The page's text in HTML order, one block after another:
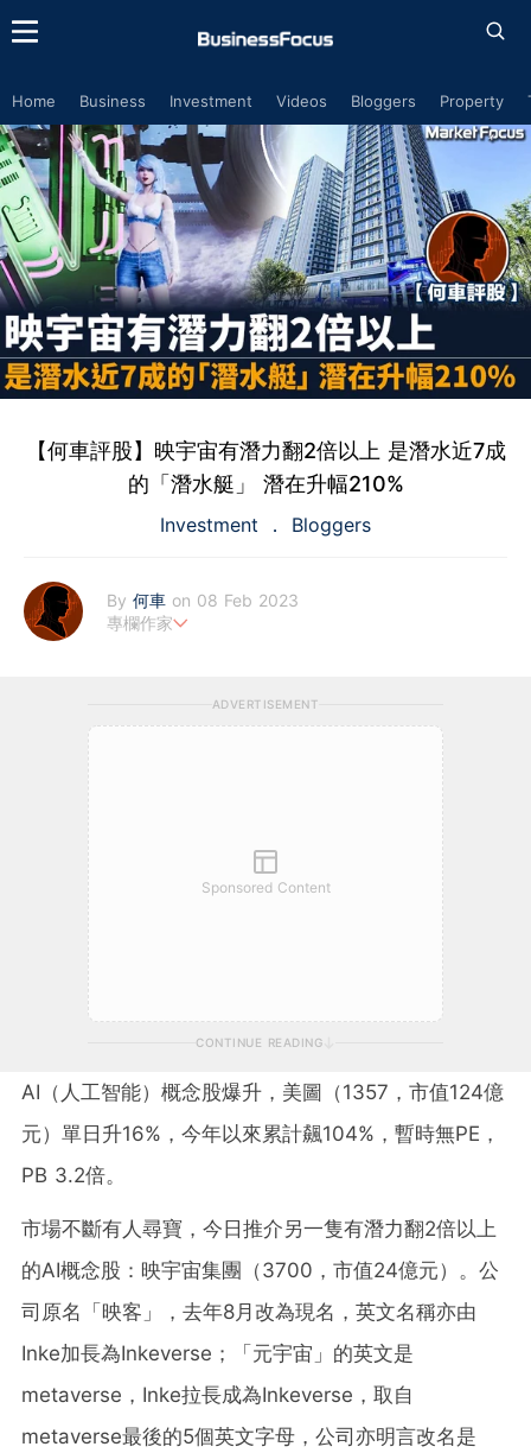
Home Business Investment Videos Bloggers Property
【何車評股】映宇宙有潛力翻2倍以上 是潛水近7成
的「潛水艇」 潛在升幅210%
Investment Bloggers
By 何車 on 08 Feb 2023
專欄作家
W電視財經台以Win師傅筆名撰寫「每日一股」、2011年至2021年
在《蘋果日報》撰寫「何車500」。
ADVERTISEMENT
Sponsored Content
CONTINUE READING
AI（人工智能）概念股爆升，美圖（1357，市值124億
元）單日升16%，今年以來累計飆104%，暫時無PE，
PB 3.2倍。
市場不斷有人尋寶，今日推介另一隻有潛力翻2倍以上
的AI概念股：映宇宙集團（3700，市值24億元）。公
司原名「映客」，去年8月改為現名，英文名稱亦由
Inke加長為Inkeverse；「元宇宙」的英文是
metaverse，Inke拉長成為Inkeverse，取自
metaverse最後的5個英文字母，公司亦明言改名是